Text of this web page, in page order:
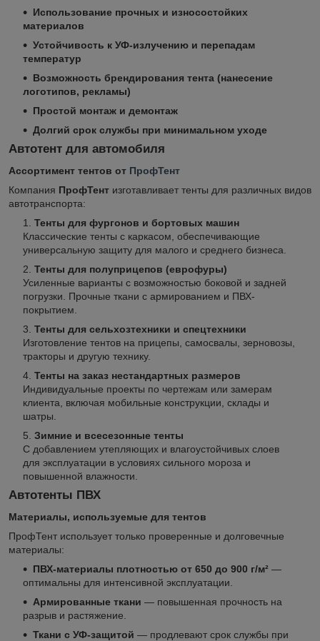
Использование прочных и износостойких
материалов
Устойчивость к УФ-излучению и перепадам
температур
Возможность брендирования тента (нанесение
логотипов, рекламы)
Простой монтаж и демонтаж
Долгий срок службы при минимальном уходе
Автотент для автомобиля
Ассортимент тентов от ПрофТент
Компания ПрофТент изготавливает тенты для различных видов
автотранспорта:
Тенты для фургонов и бортовых машин
Классические тенты с каркасом, обеспечивающие
универсальную защиту для малого и среднего бизнеса.
Тенты для полуприцепов (еврофуры)
Усиленные варианты с возможностью боковой и задней
погрузки. Прочные ткани с армированием и ПВХ-
покрытием.
Тенты для сельхозтехники и спецтехники
Изготовление тентов на прицепы, самосвалы, зерновозы,
тракторы и другую технику.
Тенты на заказ нестандартных размеров
Индивидуальные проекты по чертежам или замерам
клиента, включая мобильные конструкции, склады и
шатры.
Зимние и всесезонные тенты
С добавлением утепляющих и влагоустойчивых слоев
для эксплуатации в условиях сильного мороза и
повышенной влажности.
Автотенты ПВХ
Материалы, используемые для тентов
ПрофТент использует только проверенные и долговечные
материалы:
ПВХ-материалы плотностью от 650 до 900 г/м² —
оптимальны для интенсивной эксплуатации.
Армированные ткани — повышенная прочность на
разрыв и растяжение.
Ткани с УФ-защитой — продлевают срок службы при